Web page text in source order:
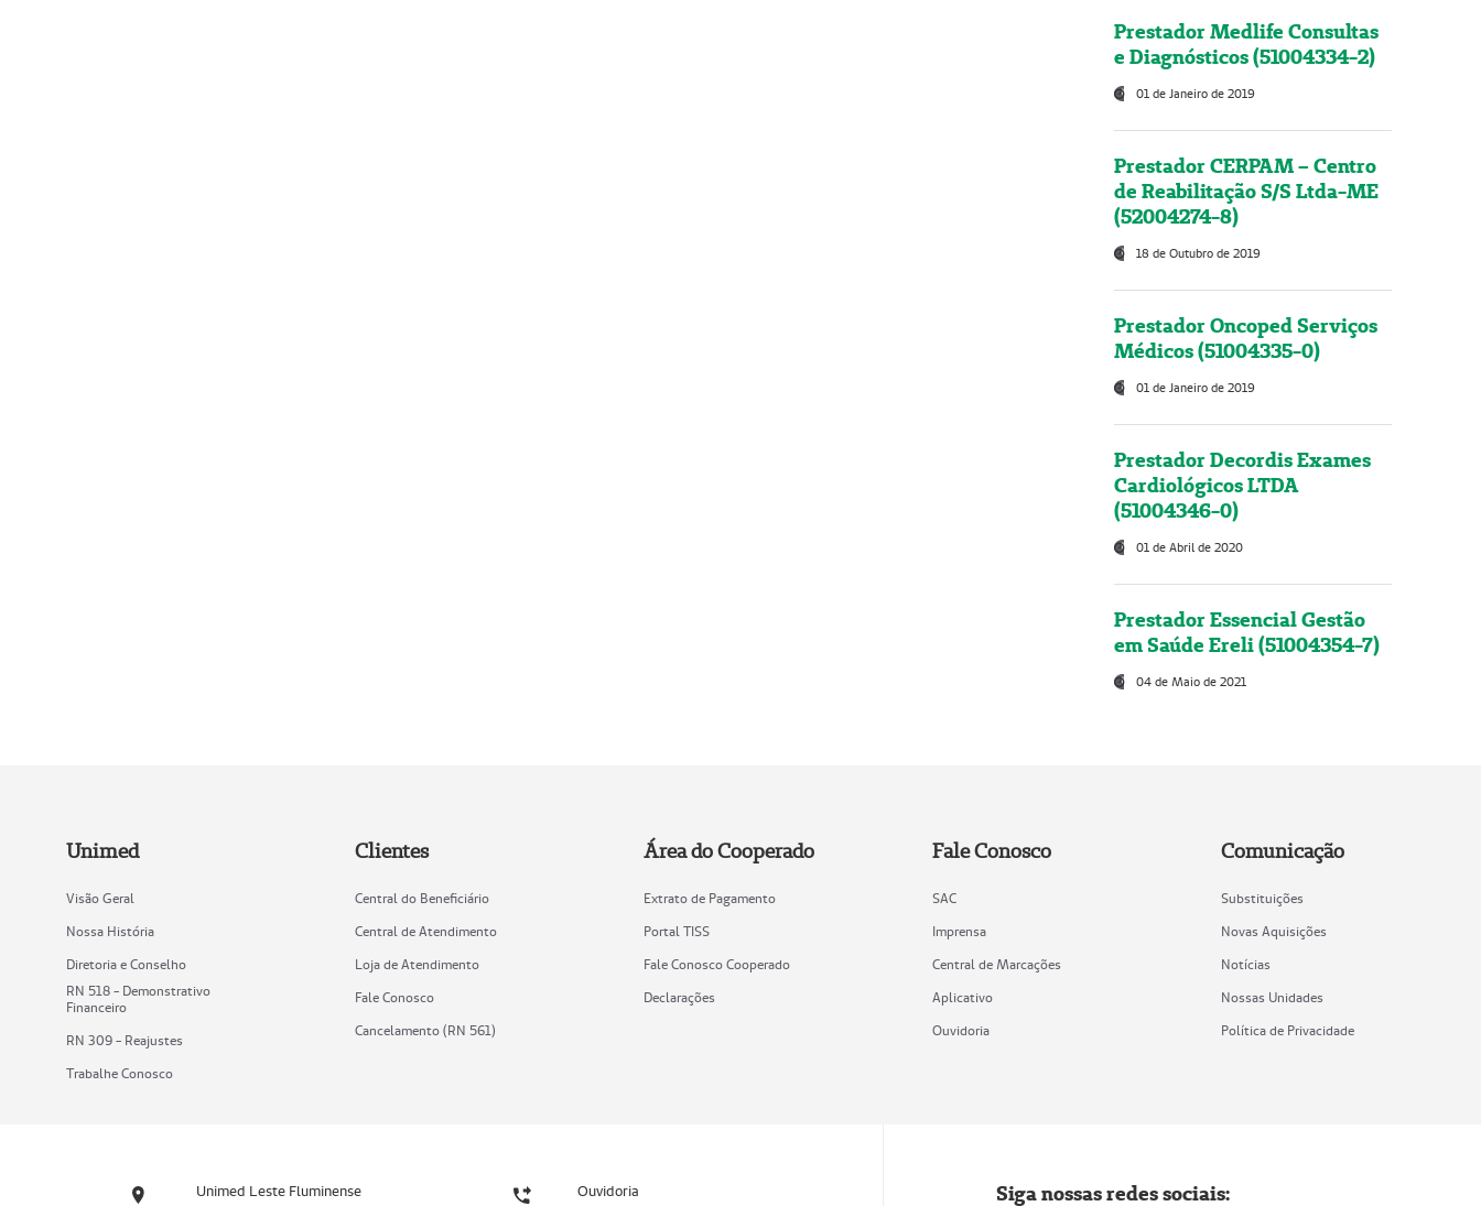
Prestador Medlife Consultas
e Diagnósticos (51004334-2)
01 de Janeiro de 2019
Prestador CERPAM – Centro
de Reabilitação S/S Ltda-ME
(52004274-8)
18 de Outubro de 2019
Prestador Oncoped Serviços
Médicos (51004335-0)
01 de Janeiro de 2019
Prestador Decordis Exames
Cardiológicos LTDA
(51004346-0)
01 de Abril de 2020
Prestador Essencial Gestão
em Saúde Ereli (51004354-7)
04 de Maio de 2021
Unimed
Visão Geral
Nossa História
Diretoria e Conselho
RN 518 - Demonstrativo
Financeiro
RN 309 - Reajustes
Trabalhe Conosco
Clientes
Central do Beneficiário
Central de Atendimento
Loja de Atendimento
Fale Conosco
Cancelamento (RN 561)
Área do Cooperado
Extrato de Pagamento
Portal TISS
Fale Conosco Cooperado
Declarações
Fale Conosco
SAC
Imprensa
Central de Marcações
Aplicativo
Ouvidoria
Comunicação
Substituições
Novas Aquisições
Notícias
Nossas Unidades
Política de Privacidade
Unimed Leste Fluminense Ouvidoria Siga nossas redes sociais: